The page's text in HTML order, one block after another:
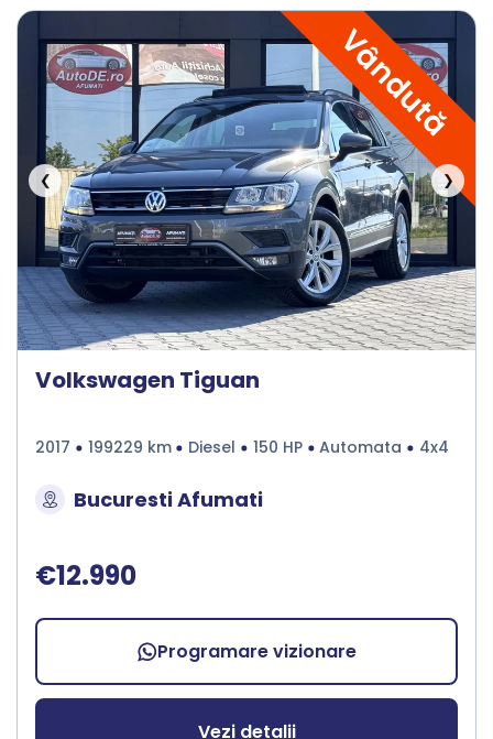
Vândută
❮ ❯
Volkswagen Tiguan
2017 199229 km Diesel 150 HP Automata 4x4
Bucuresti Afumati
€12.990
Programare vizionare
Vezi detalii